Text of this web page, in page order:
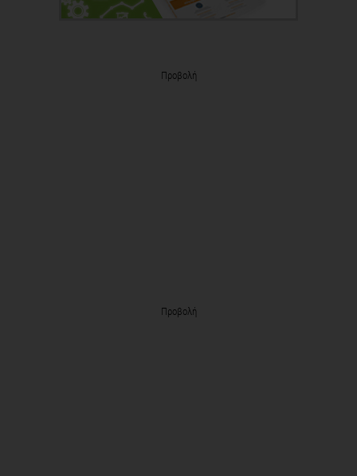
Προβολή
Προβολή